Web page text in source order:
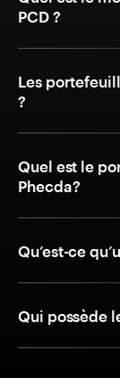
PCD ?
Les
?
Quel est le
Phecda?
Qu’est-ce
Qui possède